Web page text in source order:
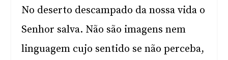
No deserto descampado da nossa vida o
Senhor salva. Não são imagens nem
linguagem cujo sentido se não perceba,